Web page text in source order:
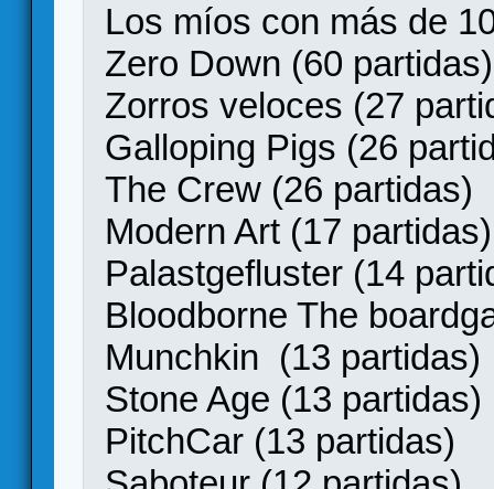
Los míos con más de
Zero Down (60 partidas)
Zorros veloces (27
Galloping Pigs (26
The Crew (26 partidas)
Modern Art (17 partidas)
Palastgefluster (14
Bloodborne The
Munchkin (13 partidas)
Stone Age (13 partidas)
PitchCar (13 partidas)